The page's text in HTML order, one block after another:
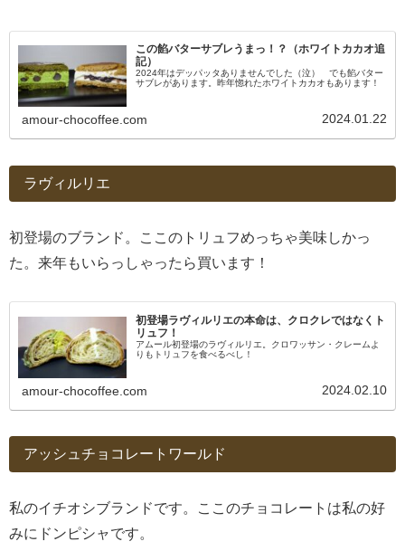
この餡バターサブレうまっ！？（ホワイトカカオ追
記）
2024年はデッパッタありませんでした（泣） でも餡バター
サブレがあります。昨年惚れたホワイトカカオもあります！
amour-chocoffee.com 2024.01.22
ラヴィルリエ
初登場のブランド。ここのトリュフめっちゃ美味しかっ
た。来年もいらっしゃったら買います！
初登場ラヴィルリエの本命は、クロクレではなくト
リュフ！
アムール初登場のラヴィルリエ。クロワッサン・クレームよ
りもトリュフを食べるべし！
amour-chocoffee.com 2024.02.10
アッシュチョコレートワールド
私のイチオシブランドです。ここのチョコレートは私の好
みにドンピシャです。